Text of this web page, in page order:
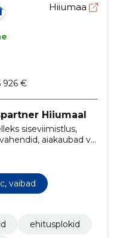
Hiiumaa
926 €
Hiiumaal
siseviimistlus,
aiakaubad või
vaibad
ehitusplokid